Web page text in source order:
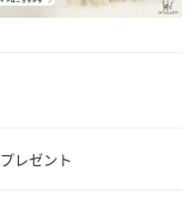
プレゼント